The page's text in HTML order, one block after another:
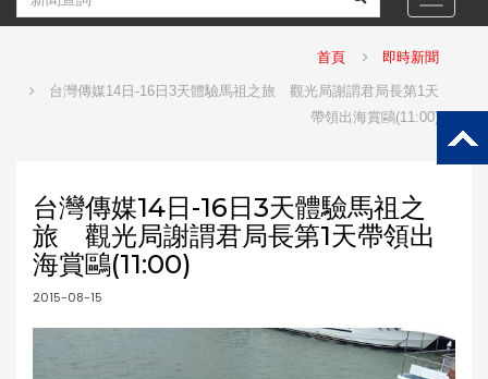
首頁 即時新聞
台灣傳媒14日-16日3天體驗馬祖之旅 觀光局謝謂君局長第1天
帶領出海賞鷗(11:00)
台灣傳媒14日-16日3天體驗馬祖之
旅 觀光局謝謂君局長第1天帶領出
海賞鷗(11:00)
2015-08-15